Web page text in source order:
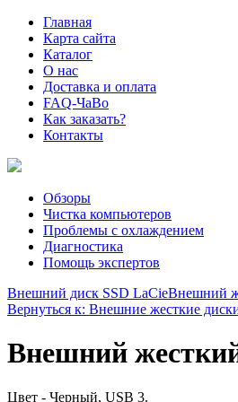
Главная
Карта сайта
Каталог
О нас
Доставка и оплата
FAQ-ЧаВо
Как заказать?
Контакты
Обзоры
Чистка компьютеров
Проблемы с охлаждением
Диагностика
Помощь экспертов
Внешний диск SSD LaCieВнешний
Вернуться к: Внешние жесткие
Внешний
Цвет - Черный, USB 3.